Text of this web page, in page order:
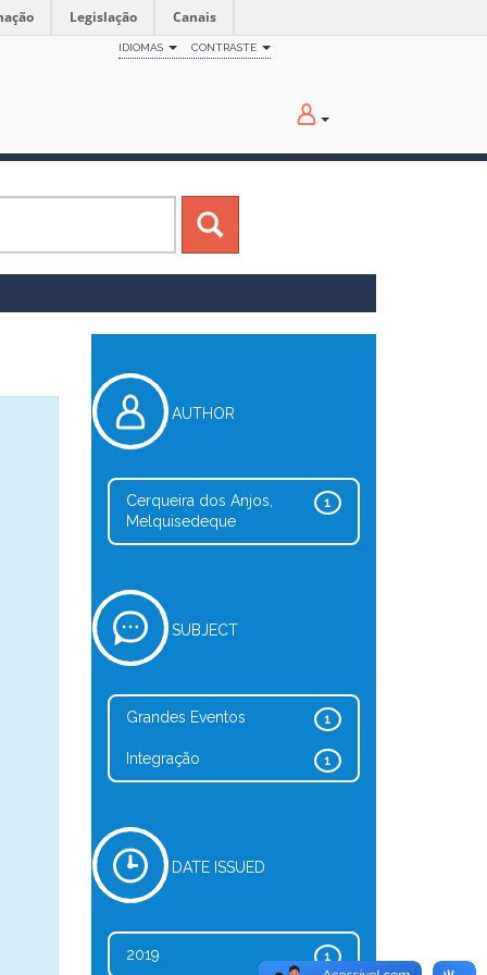
Legislação Canais
IDIOMAS CONTRASTE
AUTHOR
1
Cerqueira dos Anjos,
Melquisedeque
SUBJECT
1
Grandes Eventos
1
Integração
DATE ISSUED
1
2019